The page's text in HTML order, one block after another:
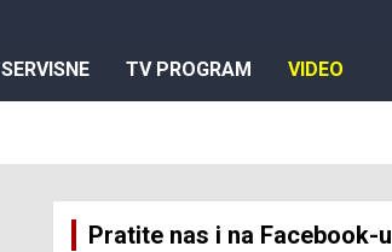
SERVISNE TV PROGRAM VIDEO
Pratite nas i na Facebook-u